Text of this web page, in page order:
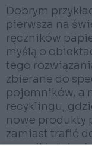
Dobrym
pierwsza na
ręczników
myślą o
tego
zbierane do
pojemników, a
recyklingu,
nowe produkty
zamiast trafić
ręczniki stają